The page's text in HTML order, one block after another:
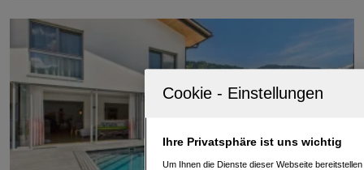
Ihre Privatsphäre ist uns wichtig
Um Ihnen die Dienste dieser Webseite